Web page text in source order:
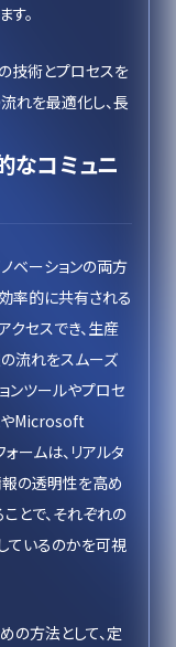
。
技術とプロセスを
れを最適化し、長
なコミュニ
ベーションの両方
率的に共有される
クセスでき、生産
流れをスムーズ
ンツールやプロセ
やMicrosoft
ームは、リアルタ
報の透明性を高め
とで、それぞれの
ているのかを可視
の方法として、定